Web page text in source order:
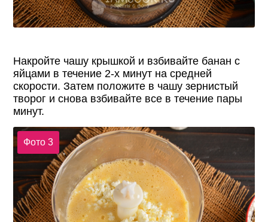
Накройте чашу крышкой и взбивайте банан с
яйцами в течение 2-х минут на средней
скорости. Затем положите в чашу зернистый
творог и снова взбивайте все в течение пары
минут.
Фото 3